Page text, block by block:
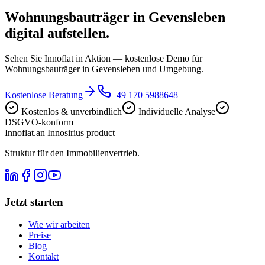
Wohnungsbauträger in Gevensleben
digital aufstellen.
Sehen Sie Innoflat in Aktion — kostenlose Demo für
Wohnungsbauträger in Gevensleben und Umgebung.
Kostenlose Beratung
+49 170 5988648
Kostenlos & unverbindlich
Individuelle Analyse
DSGVO-konform
Innoflat.an Innosirius product
Struktur für den Immobilienvertrieb.
Jetzt starten
Wie wir arbeiten
Preise
Blog
Kontakt